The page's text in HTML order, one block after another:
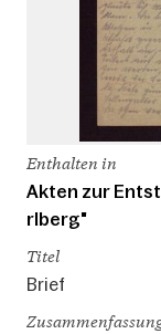
Enthalten in
Akten zur
rlberg"
Titel
Brief